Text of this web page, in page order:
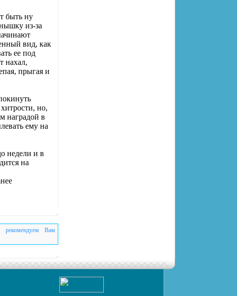
быть ну
из-за
вид, как
ее под
нахал,
прыгая и
но,
наградой в
ему на
недели и в
на
рекомендуем Вам